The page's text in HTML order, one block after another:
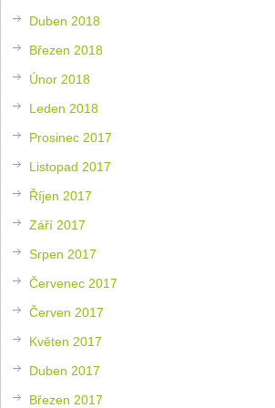
Duben 2018
Březen 2018
Únor 2018
Leden 2018
Prosinec 2017
Listopad 2017
Říjen 2017
Září 2017
Srpen 2017
Červenec 2017
Červen 2017
Květen 2017
Duben 2017
Březen 2017